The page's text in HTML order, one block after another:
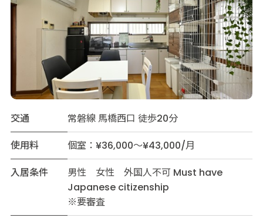
交通
常磐線 馬橋西口 徒歩20分
使用料
個室：¥36,000～¥43,000/月
入居条件
男性 女性 外国人不可 Must have
Japanese citizenship
※要審査